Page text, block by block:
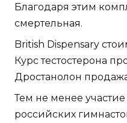
Благодаря этим
смертельная.
British Dispensary
Курс тестостерона
Дростанолон
Тем не менее
российских